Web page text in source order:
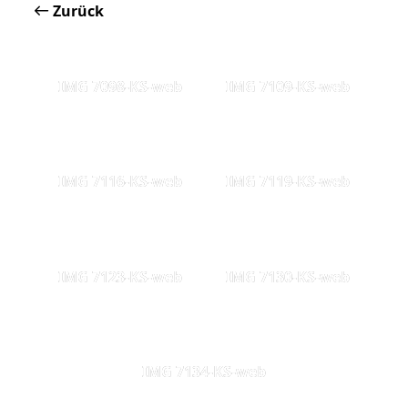
Zurück
IMG 7098-KS-web IMG 7109-KS-web
IMG 7116-KS-web IMG 7119-KS-web
IMG 7123-KS-web IMG 7130-KS-web
IMG 7134-KS-web